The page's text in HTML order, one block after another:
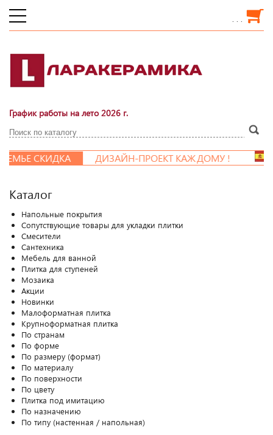
. . .
График работы на лето 2026 г.
ДИЗАЙН-ПРОЕКТ КАЖДОМУ !
Каталог
Напольные покрытия
Сопутствующие товары для укладки плитки
Смесители
Сантехника
Мебель для ванной
Плитка для ступеней
Мозаика
Акции
Новинки
Малоформатная плитка
Крупноформатная плитка
По странам
По форме
По размеру (формат)
По материалу
По поверхности
По цвету
Плитка под имитацию
По назначению
По типу (настенная / напольная)